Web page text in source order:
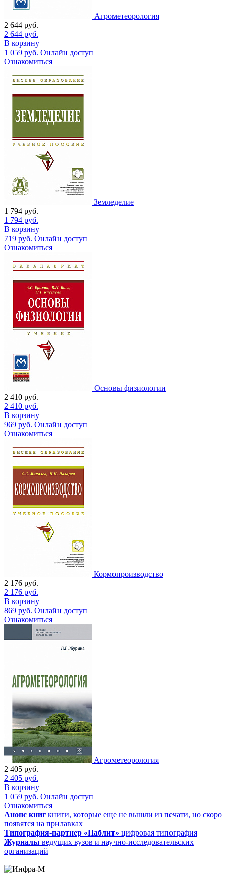
Агрометеорология
2 644 руб.
2 644 руб.
В корзину
1 059 руб. Онлайн доступ
Ознакомиться
Земледелие
1 794 руб.
1 794 руб.
В корзину
719 руб. Онлайн доступ
Ознакомиться
Основы физиологии
2 410 руб.
2 410 руб.
В корзину
969 руб. Онлайн доступ
Ознакомиться
Кормопроизводство
2 176 руб.
2 176 руб.
В корзину
869 руб. Онлайн доступ
Ознакомиться
Агрометеорология
2 405 руб.
2 405 руб.
В корзину
1 059 руб. Онлайн доступ
Ознакомиться
Анонс книг книги, которые еще не вышли из печати, но скоро
появятся на прилавках
Типография-партнер «Паблит» цифровая типография
Журналы ведущих вузов и научно-исследовательских
организаций